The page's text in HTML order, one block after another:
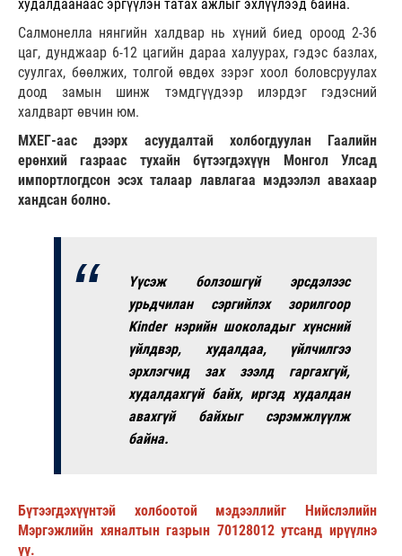
худалдаанаас эргүүлэн татах ажлыг эхлүүлээд байна.
Салмонелла нянгийн халдвар нь хүний биед ороод 2-36
цаг, дунджаар 6-12 цагийн дараа халуурах, гэдэс базлах,
суулгах, бөөлжих, толгой өвдөх зэрэг хоол боловсруулах
доод замын шинж тэмдгүүдээр илэрдэг гэдэсний
халдварт өвчин юм.
МХЕГ-аас дээрх асуудалтай холбогдуулан Гаалийн
ерөнхий газраас тухайн бүтээгдэхүүн Монгол Улсад
импортлогдсон эсэх талаар лавлагаа мэдээлэл авахаар
хандсан болно.
Үүсэж болзошгүй эрсдэлээс
урьдчилан сэргийлэх зорилгоор
Kinder нэрийн шоколадыг хүнсний
үйлдвэр, худалдаа, үйлчилгээ
эрхлэгчид зах зээлд гаргахгүй,
худалдахгүй байх, иргэд худалдан
авахгүй байхыг сэрэмжлүүлж
байна.
Бүтээгдэхүүнтэй холбоотой мэдээллийг Нийслэлийн
Мэргэжлийн хяналтын газрын 70128012 утсанд ирүүлнэ
үү.